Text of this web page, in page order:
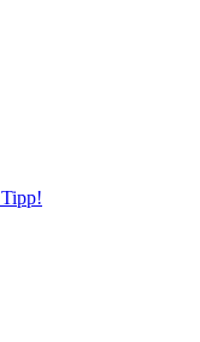
Tipp!